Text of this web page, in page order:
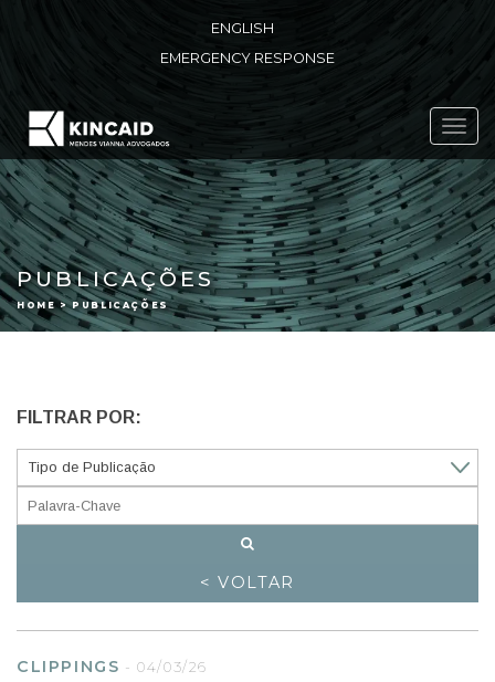
ENGLISH
EMERGENCY RESPONSE
PUBLICAÇÕES
HOME > PUBLICAÇÕES
FILTRAR POR:
< VOLTAR
CLIPPINGS -04/03/26